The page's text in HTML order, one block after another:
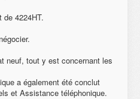
4224HT.
neuf, tout y est concernant les
a également été conclut
et Assistance téléphonique.